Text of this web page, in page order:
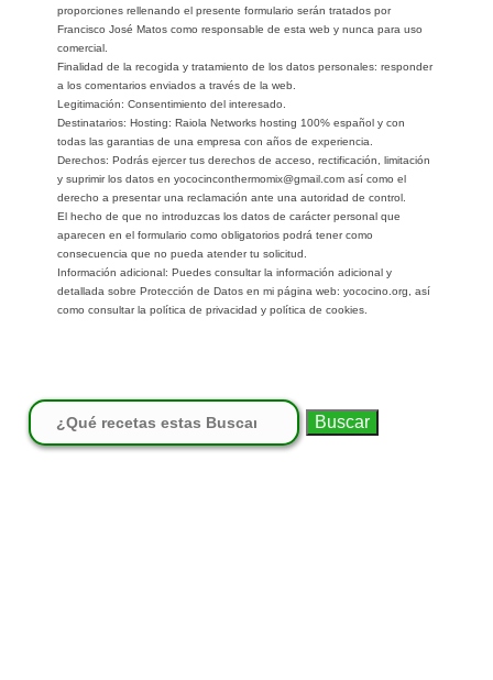
proporciones rellenando el presente formulario serán tratados por
Francisco José Matos como responsable de esta web y nunca para uso
comercial.
Finalidad de la recogida y tratamiento de los datos personales: responder
a los comentarios enviados a través de la web.
Legitimación: Consentimiento del interesado.
Destinatarios: Hosting: Raiola Networks hosting 100% español y con
todas las garantias de una empresa con años de experiencia.
Derechos: Podrás ejercer tus derechos de acceso, rectificación, limitación
y suprimir los datos en yococinconthermomix@gmail.com así como el
derecho a presentar una reclamación ante una autoridad de control.
El hecho de que no introduzcas los datos de carácter personal que
aparecen en el formulario como obligatorios podrá tener como
consecuencia que no pueda atender tu solicitud.
Información adicional: Puedes consultar la información adicional y
detallada sobre Protección de Datos en mi página web: yococino.org, así
como consultar la política de privacidad y política de cookies.
Buscar: